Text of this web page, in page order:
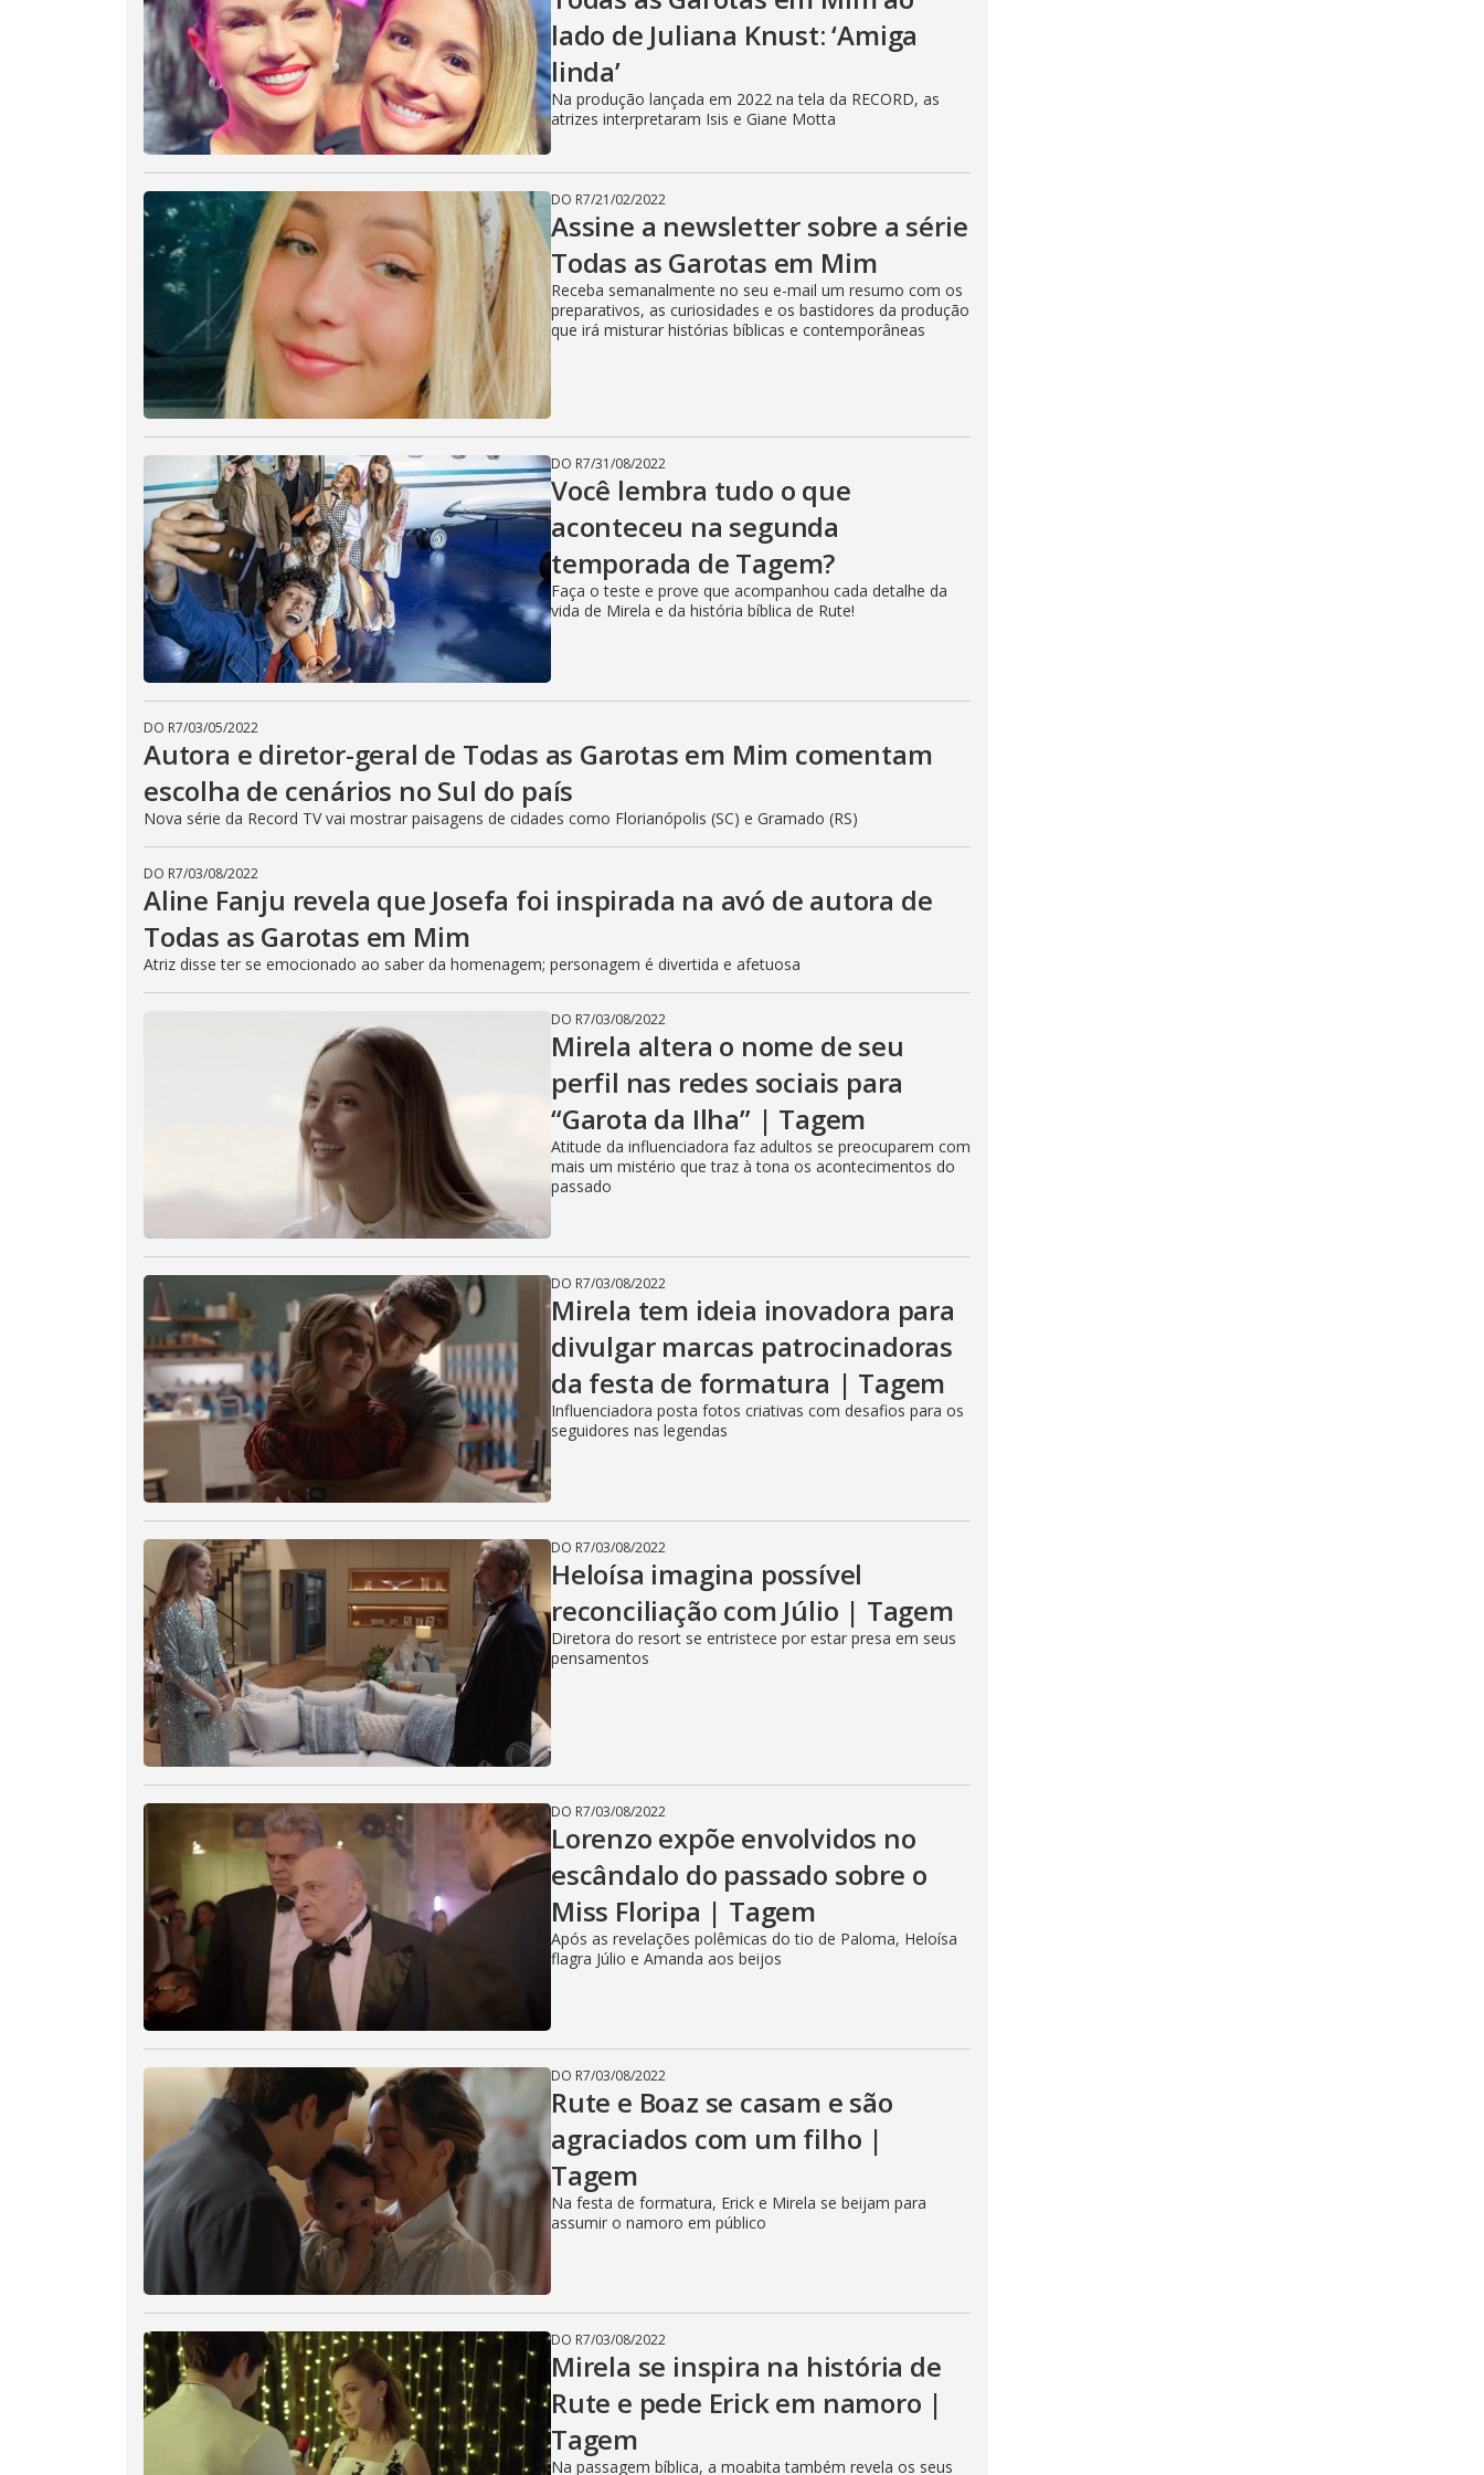
i
d
e
o
lado de Juliana Knust: ‘Amiga
linda’
Na produção lançada em 2022 na tela da RECORD, as
atrizes interpretaram Isis e Giane Motta
DO R7/21/02/2022
Assine a newsletter sobre a série
Todas as Garotas em Mim
Receba semanalmente no seu e-mail um resumo com os
preparativos, as curiosidades e os bastidores da produção
que irá misturar histórias bíblicas e contemporâneas
DO R7/31/08/2022
Você lembra tudo o que
aconteceu na segunda
temporada de Tagem?
Faça o teste e prove que acompanhou cada detalhe da
vida de Mirela e da história bíblica de Rute!
DO R7/03/05/2022
Autora e diretor-geral de Todas as Garotas em Mim comentam
escolha de cenários no Sul do país
Nova série da Record TV vai mostrar paisagens de cidades como Florianópolis (SC) e Gramado (RS)
DO R7/03/08/2022
Aline Fanju revela que Josefa foi inspirada na avó de autora de
Todas as Garotas em Mim
Atriz disse ter se emocionado ao saber da homenagem; personagem é divertida e afetuosa
DO R7/03/08/2022
Mirela altera o nome de seu
perfil nas redes sociais para
“Garota da Ilha” | Tagem
Atitude da influenciadora faz adultos se preocuparem com
mais um mistério que traz à tona os acontecimentos do
passado
DO R7/03/08/2022
Mirela tem ideia inovadora para
divulgar marcas patrocinadoras
da festa de formatura | Tagem
Influenciadora posta fotos criativas com desafios para os
seguidores nas legendas
DO R7/03/08/2022
Heloísa imagina possível
reconciliação com Júlio | Tagem
Diretora do resort se entristece por estar presa em seus
pensamentos
DO R7/03/08/2022
Lorenzo expõe envolvidos no
escândalo do passado sobre o
Miss Floripa | Tagem
Após as revelações polêmicas do tio de Paloma, Heloísa
flagra Júlio e Amanda aos beijos
DO R7/03/08/2022
Rute e Boaz se casam e são
agraciados com um filho |
Tagem
Na festa de formatura, Erick e Mirela se beijam para
assumir o namoro em público
DO R7/03/08/2022
Mirela se inspira na história de
Rute e pede Erick em namoro |
Tagem
Na passagem bíblica, a moabita também revela os seus